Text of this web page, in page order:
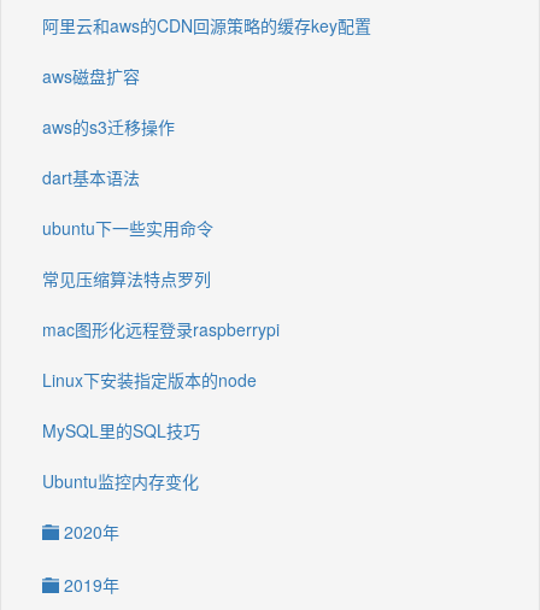
阿里云和aws的CDN回源策略的缓存key配置
aws磁盘扩容
aws的s3迁移操作
dart基本语法
ubuntu下一些实用命令
常见压缩算法特点罗列
mac图形化远程登录raspberrypi
Linux下安装指定版本的node
MySQL里的SQL技巧
Ubuntu监控内存变化
2020年
2019年